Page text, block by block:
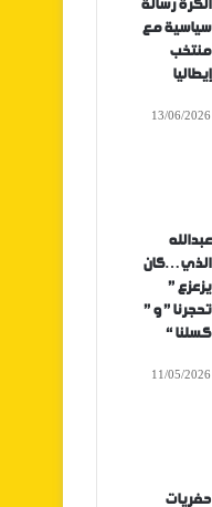
الكرة رسالة
سياسية مع
منتخب
إيطاليا
13/06/2026
عبدالله
الذي…كان
يزعزع ”
تحجرنا ” و ”
كسلنا “
11/05/2026
حفريات